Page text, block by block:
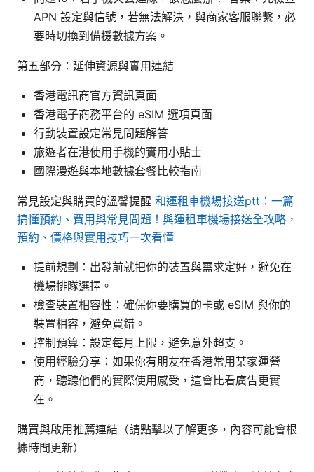
APN 設定與信號，若無法解決，與商家客服聯繫，必
要時切換到備援數據方案。
第五部分：延伸資源與實用連結
香港電訊商官方資訊頁面
香港電子商務平台的 eSIM 選項頁面
行動裝置設定常見問題解答
旅遊者在港使用手機的實用小貼士
國際漫遊與本地數據套餐比較指南
常見設定與購買的溫馨提醒 和運租車機場接送ptt：一篇
搞懂預約、費用與常見問題！與運租車機場接送全攻略，
預約、價格與實用技巧一次看懂
提前規劃：出發前就把你的裝置與需求定好，避免在
機場排隊選擇。
檢查裝置相容性：確保你要購買的卡或 eSIM 與你的
裝置相容，避免買錯。
控制預算：設定每月上限，避免意外超支。
使用經驗分享：如果你有朋友在香港常用某家運營
商，聽聽他們的實際使用感受，這會比看廣告更實
在。
購買與啟用推薦連結（請點擊以了解更多，內容可能會根
據時間更新）